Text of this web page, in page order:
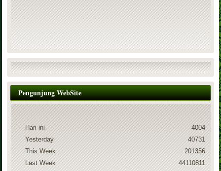
Pengunjung WebSite
Hari ini
Yesterday
This Week
Last Week
4004
40731
201356
44110811